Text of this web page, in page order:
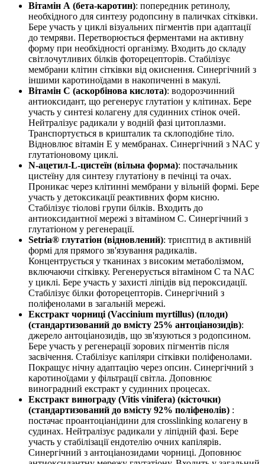
Вітамін А (бета-каротин): попередник ретинолу,
необхідного для синтезу родопсину в паличках сітківки.
Бере участь у циклі візуальних пігментів при адаптації
до темряви. Перетворюється ферментами на активну
форму при необхідності організму. Входить до складу
світлочутливих білків фоторецепторів. Стабілізує
мембрани клітин сітківки від окиснення. Синергічний з
іншими каротиноїдами в накопиченні в макулі.
Вітамін С (аскорбінова кислота): водорозчинний
антиоксидант, що регенерує глутатіон у клітинах. Бере
участь у синтезі колагену для судинних стінок очей.
Нейтралізує радикали у водній фазі цитоплазми.
Транспортується в кришталик та склоподібне тіло.
Відновлює вітамін Е у мембранах. Синергічний з NAC у
глутатіоновому циклі.
N-ацетил-L-цистеїн (вільна форма): постачальник
цистеїну для синтезу глутатіону в печінці та очах.
Проникає через клітинні мембрани у вільній формі. Бере
участь у детоксикації реактивних форм кисню.
Стабілізує тіолові групи білків. Входить до
антиоксидантної мережі з вітаміном С. Синергічний з
глутатіоном у регенерації.
Setria® глутатіон (відновлений): триєптид в активній
формі для прямого зв'язування радикалів.
Концентрується у тканинах з високим метаболізмом,
включаючи сітківку. Регенерується вітаміном С та NAC
у циклі. Бере участь у захисті ліпідів від пероксидації.
Стабілізує білки фоторецепторів. Синергічний з
поліфенолами в загальній мережі.
Екстракт чорниці (Vaccinium myrtillus) (плоди)
(стандартизований до вмісту 25% антоціанозидів):
джерело антоціанозидів, що зв'язуються з родопсином.
Бере участь у регенерації зорових пігментів після
засвічення. Стабілізує капіляри сітківки поліфенолами.
Покращує нічну адаптацію через опсин. Синергічний з
каротиноїдами у фільтрації світла. Доповнює
виноградний екстракт у судинних процесах.
Екстракт винограду (Vitis vinifera) (кісточки)
(стандартизований до вмісту 92% поліфенолів) :
постачає проантоціанідини для crosslinking колагену в
судинах. Нейтралізує радикали у ліпідній фазі. Бере
участь у стабілізації ендотелію очних капілярів.
Синергічний з антоціанозидами чорниці. Доповнює